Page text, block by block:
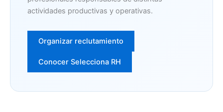
actividades productivas y operativas.
Organizar reclutamiento
Conocer Selecciona RH